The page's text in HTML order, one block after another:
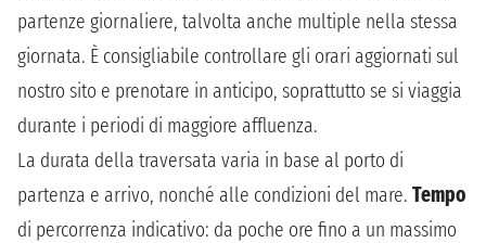
partenze giornaliere, talvolta anche multiple nella stessa
giornata. È consigliabile controllare gli orari aggiornati sul
nostro sito e prenotare in anticipo, soprattutto se si viaggia
durante i periodi di maggiore affluenza.
La durata della traversata varia in base al porto di
partenza e arrivo, nonché alle condizioni del mare. Tempo
di percorrenza indicativo: da poche ore fino a un massimo